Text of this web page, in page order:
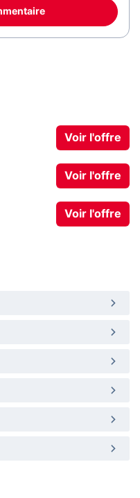
Voir l'offre
Voir l'offre
Voir l'offre